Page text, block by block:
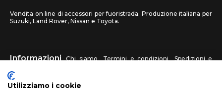
Vendita on line di accessori per fuoristrada. Produzione italiana per
Suzuki, Land Rover, Nissan e Toyota.
Informazioni Chi siamo Termini e condizioni
Spedizioni e
recessi
Utilizziamo i cookie